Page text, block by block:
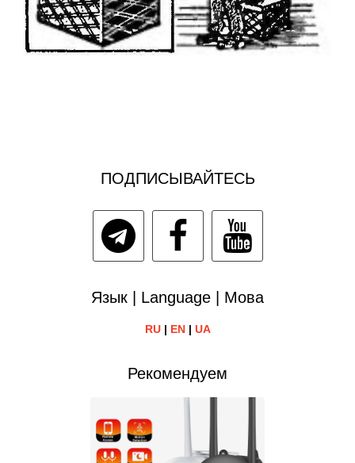
ПОДПИСЫВАЙТЕСЬ
Язык | Language | Мова
RU| EN| UA
Рекомендуем